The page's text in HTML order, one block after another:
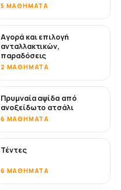
5 ΜΑΘΉΜΑΤΑ
ΣΎΝΤΟΜΑ
Αγορά και επιλογή
ανταλλακτικών,
παραδόσεις
2 ΜΑΘΉΜΑΤΑ
Πρυμναία αψίδα από
ανοξείδωτο ατσάλι
6 ΜΑΘΉΜΑΤΑ
Τέντες
6 ΜΑΘΉΜΑΤΑ